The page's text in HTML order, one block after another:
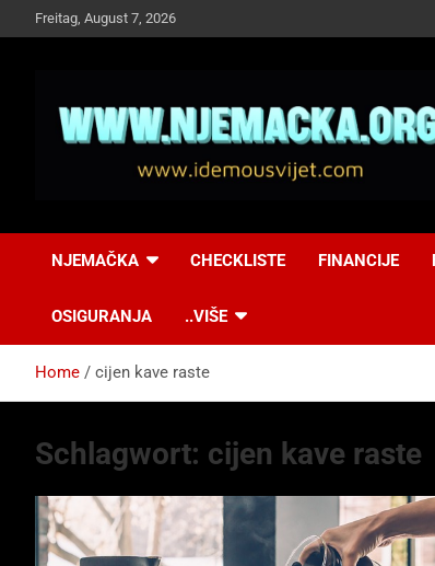
to
Freitag, August 7, 2026
Idemo u Svijet-
NJEMAČKA CHECKLISTE FINANCIJE
OSIGURANJA ..VIŠE
Home cijen kave raste
Schlagwort: cijen kave raste